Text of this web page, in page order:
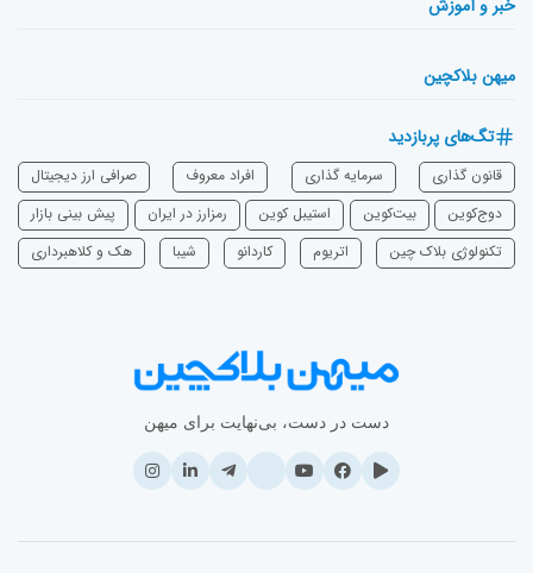
خبر و آموزش
میهن بلاکچین
تگ‌های پربازدید
قانون گذاری سرمایه‌ گذاری افراد معروف
صرافی ارز دیجیتال
دوج‌کوین
بیت‌کوین استیبل کوین رمزارز در ایران
پیش بینی بازار
تکنولوژی بلاک چین
اتریوم ‌کاردانو شیبا هک و کلاهبرداری
دست در دست، بی‌نهایت برای میهن